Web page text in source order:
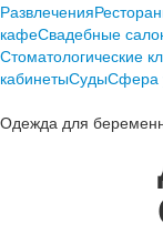
Развлечения
кафеСвадебные
Стоматологические
кабинетыСудыСфера
Одежда для